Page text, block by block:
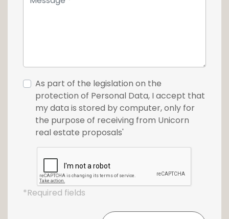
As part of the legislation on the
protection of Personal Data, I accept that
my data is stored by computer, only for
the purpose of receiving from Unicorn
real estate proposals'
*Required fields